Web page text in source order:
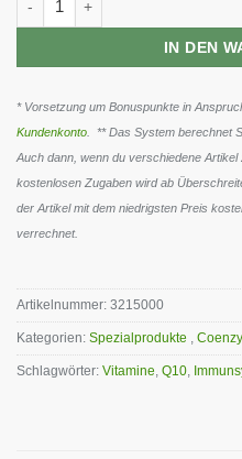
IN DEN
* Vorsetzung um Bonuspunkte in
Kundenkonto . ** Das System berechnet
Auch dann, wenn du verschiedene
kostenlosen Zugaben wird ab
der Artikel mit dem niedrigsten Preis
verrechnet.
Artikelnummer: 3215000
Kategorien: Spezialprodukte ,
Schlagwörter: Vitamine, Q10,